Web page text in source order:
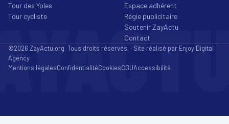
Tour des Yoles
Tour cycliste
Espace adhérent
Régie publicitaire
Soutenir ZayActu
Contact
©2026 ZayActu.org. Tous droits réservés. · Site réalisé par Enjoy Digital
Agency
Mentions légalesConfidentialitéCookiesCGUAccessibilité